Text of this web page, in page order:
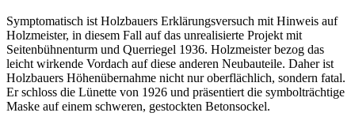
Symptomatisch ist Holzbauers Erklärungsversuch mit Hinweis auf
Holzmeister, in diesem Fall auf das unrealisierte Projekt mit
Seitenbühnenturm und Querriegel 1936. Holzmeister bezog das
leicht wirkende Vordach auf diese anderen Neubauteile. Daher ist
Holzbauers Höhenübernahme nicht nur oberflächlich, sondern fatal.
Er schloss die Lünette von 1926 und präsentiert die symbolträchtige
Maske auf einem schweren, gestockten Betonsockel.